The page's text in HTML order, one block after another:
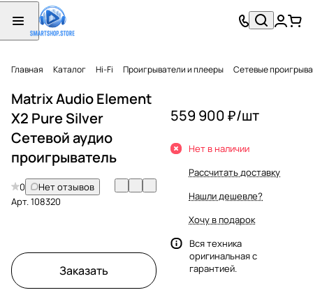
Главная Каталог Hi-Fi Проигрыватели и плееры Сетевые
Matrix Audio Element
X2 Pure Silver
Сетевой аудио
проигрыватель
0
Нет отзывов
Арт.108320
Заказать
559 900 ₽/шт
Нет в наличии
Рассчитать доставку
Нашли дешевле?
Хочу в подарок
Вся техника
оригинальная с
гарантией.